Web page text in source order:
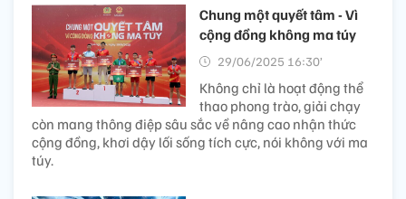
Chung một quyết tâm - Vì
cộng đồng không ma túy
29/06/2025 16:30’
Không chỉ là hoạt động thể
thao phong trào, giải chạy
còn mang thông điệp sâu sắc về nâng cao nhận thức
cộng đồng, khơi dậy lối sống tích cực, nói không với ma
túy.